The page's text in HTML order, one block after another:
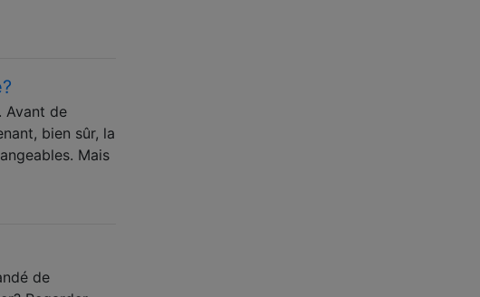
Avant de
bien sûr, la
Mais
de